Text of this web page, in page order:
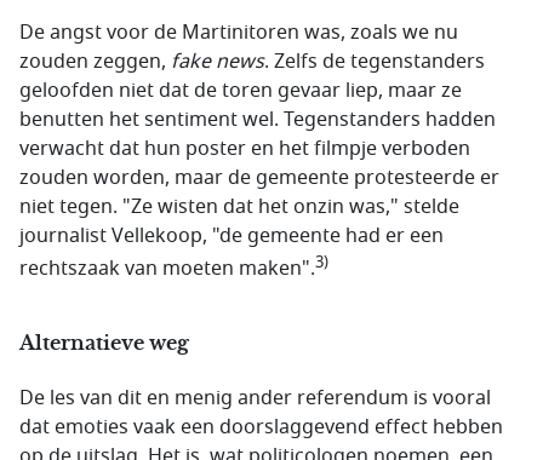
De angst voor de Martinitoren was, zoals we nu
zouden zeggen, fake news. Zelfs de tegenstanders
geloofden niet dat de toren gevaar liep, maar ze
benutten het sentiment wel. Tegenstanders hadden
verwacht dat hun poster en het filmpje verboden
zouden worden, maar de gemeente protesteerde er
niet tegen. "Ze wisten dat het onzin was," stelde
journalist Vellekoop, "de gemeente had er een
rechtszaak van moeten maken".3)
Alternatieve weg
De les van dit en menig ander referendum is vooral
dat emoties vaak een doorslaggevend effect hebben